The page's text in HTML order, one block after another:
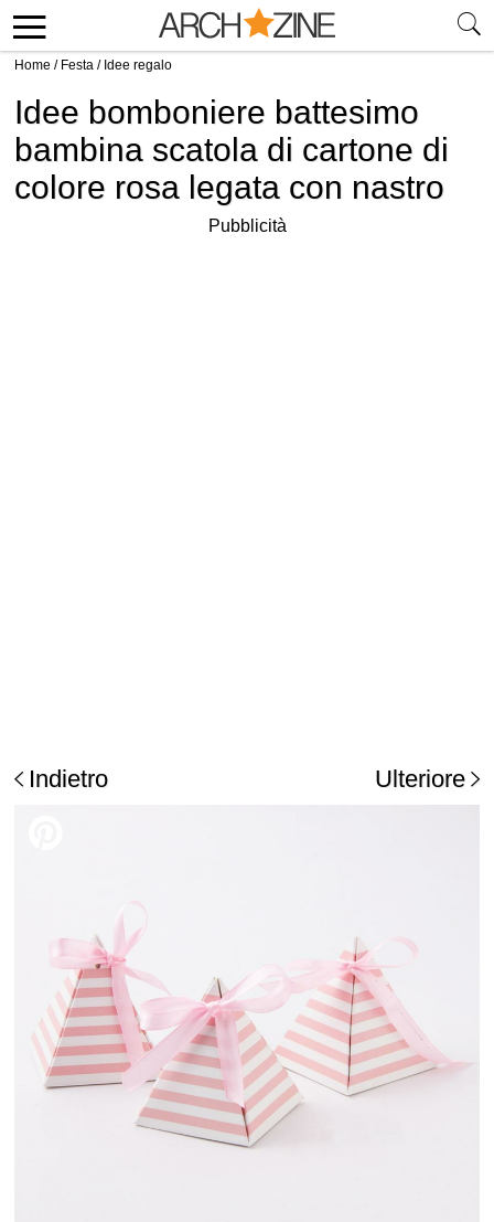
Home / Festa / Idee regalo
Idee bomboniere battesimo
bambina scatola di cartone di
colore rosa legata con nastro
Pubblicità
Indietro Ulteriore